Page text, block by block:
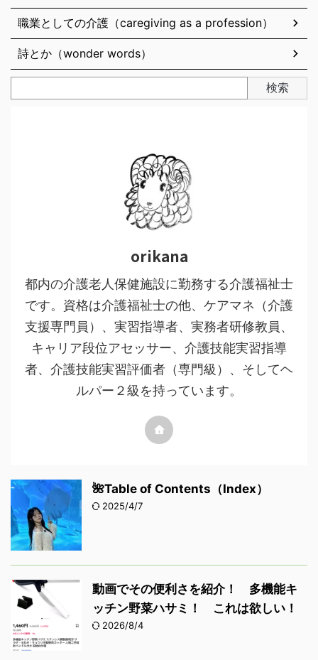
職業としての介護（caregiving as a profession）
詩とか（wonder words）
検索
orikana
都内の介護老人保健施設に勤務する介護福祉士
です。資格は介護福祉士の他、ケアマネ（介護
支援専門員）、実習指導者、実務者研修教員、
キャリア段位アセッサー、介護技能実習指導
者、介護技能実習評価者（専門級）、そしてヘ
ルパー２級を持っています。
🌺Table of Contents（Index）
2025/4/7
動画でその便利さを紹介！ 多機能キ
ッチン野菜ハサミ！ これは欲しい！
2026/8/4